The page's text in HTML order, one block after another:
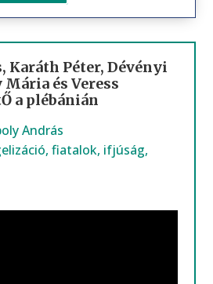
Karáth Péter, Dévényi
és Veress
a plébánián
András
,fiatalok, ifjúság,